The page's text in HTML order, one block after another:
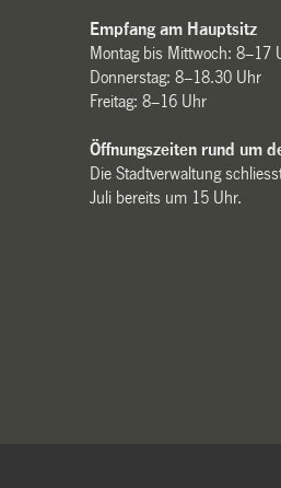
Empfang am Hauptsitz
Montag bis Mittwoch: 8–17
Donnerstag: 8–18.30 Uhr
Freitag: 8–16 Uhr
Öffnungszeiten rund um
Die Stadtverwaltung
Juli bereits um 15 Uhr.